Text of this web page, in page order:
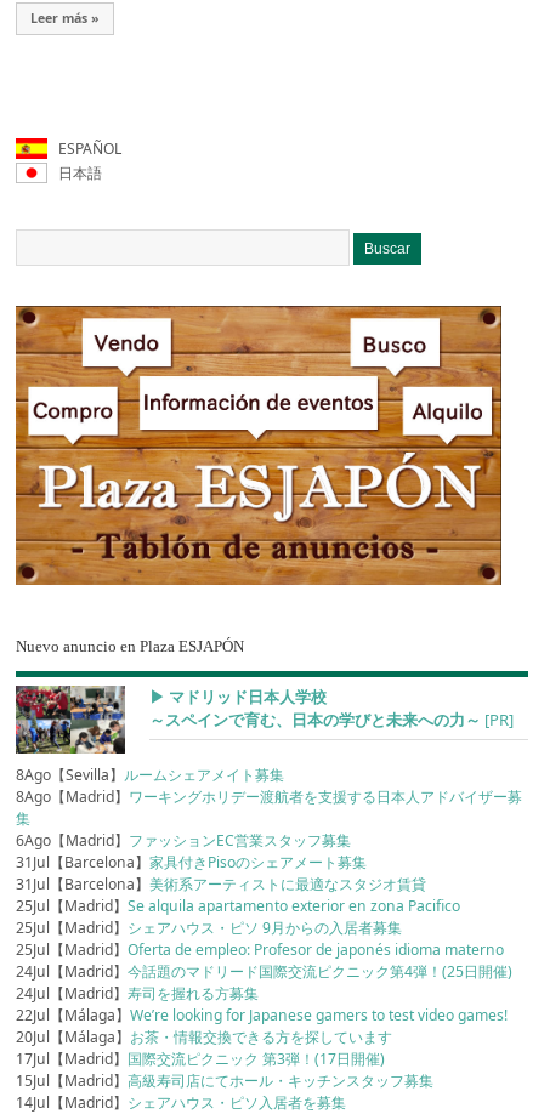
Leer más »
ESPAÑOL
日本語
Nuevo anuncio en Plaza ESJAPÓN
▶︎ マドリッド日本人学校
～スペインで育む、日本の学びと未来への力～ [PR]
8Ago【Sevilla】 ルームシェアメイト募集
8Ago【Madrid】 ワーキングホリデー渡航者を支援する日本人アドバイザー募
集
6Ago【Madrid】 ファッションEC営業スタッフ募集
31Jul【Barcelona】家具付きPisoのシェアメート募集
31Jul【Barcelona】美術系アーティストに最適なスタジオ賃貸
25Jul【Madrid】Se alquila apartamento exterior en zona Pacifico
25Jul【Madrid】 シェアハウス・ピソ 9月からの入居者募集
25Jul【Madrid】Oferta de empleo: Profesor de japonés idioma materno
24Jul【Madrid】今話題のマドリード国際交流ピクニック第4弾！(25日開催)
24Jul【Madrid】寿司を握れる方募集
22Jul【Málaga】We’re looking for Japanese gamers to test video games!
20Jul【Málaga】 お茶・情報交換できる方を探しています
17Jul【Madrid】 国際交流ピクニック 第3弾！(17日開催)
15Jul【Madrid】高級寿司店にてホール・キッチンスタッフ募集
14Jul【Madrid】 シェアハウス・ピソ入居者を募集